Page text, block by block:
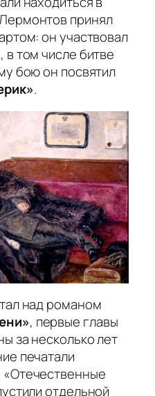
принял
он участвовал
том числе битве
бою он посвятил
.
над романом
, первые главы
за несколько лет
печатали
отдельной